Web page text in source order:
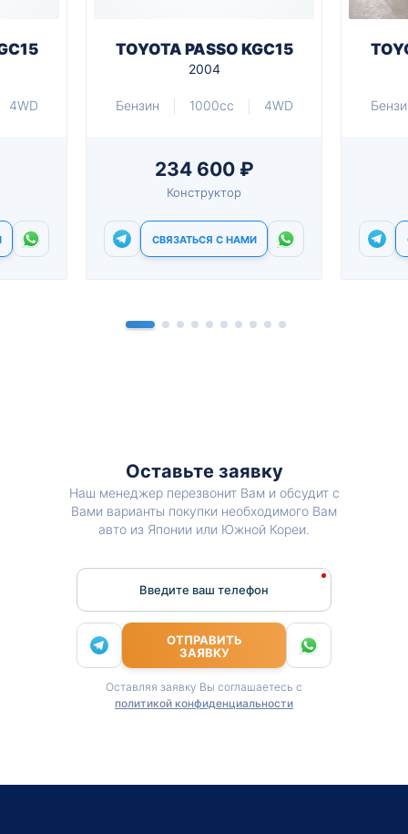
4WD
TOYOTA PASSO KGC15
2004
Бензин 1000cc 4WD
234 600 ₽
Конструктор
СВЯЗАТЬСЯ С НАМИ
Оставьте заявку
Наш менеджер перезвонит Вам и обсудит с
Вами варианты покупки необходимого Вам
авто из Японии или Южной Кореи.
Введите ваш телефон
ОТПРАВИТЬ
ЗАЯВКУ
Оставляя заявку Вы соглашаетесь с
политикой конфиденциальности